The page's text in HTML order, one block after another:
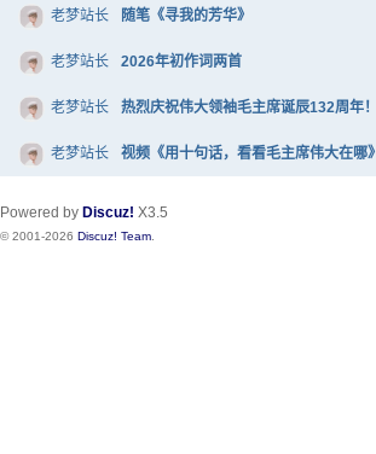
老梦站长 随笔《寻我的芳华》
老梦站长 2026年初作词两首
老梦站长 热烈庆祝伟大领袖毛主席诞辰132周年！
老梦站长 视频《用十句话，看看毛主席伟大在哪》
Powered by Discuz! X3.5
© 2001-2026 Discuz! Team